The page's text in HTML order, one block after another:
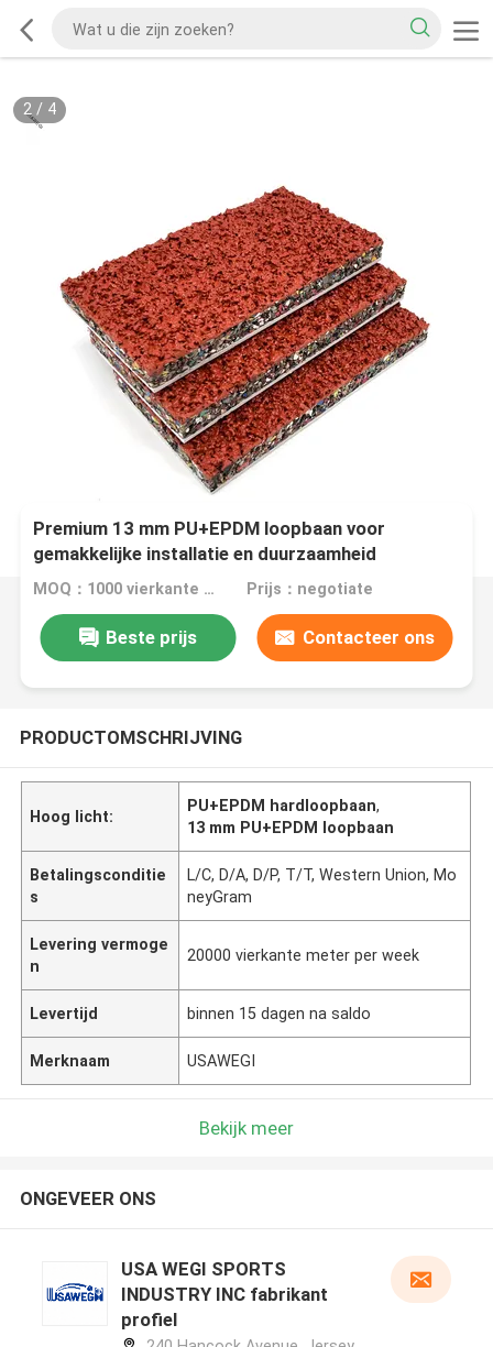
2/ 4
Premium 13 mm PU+EPDM loopbaan voor
gemakkelijke installatie en duurzaamheid
MOQ：1000 vierkante meter Prijs：negotiate
Beste prijs Contacteer ons
PRODUCTOMSCHRIJVING
Hoog licht:
PU+EPDM hardloopbaan,
13 mm PU+EPDM loopbaan
Betalingsconditie
s
L/C, D/A, D/P, T/T, Western Union, Mo
neyGram
Levering vermoge
n
20000 vierkante meter per week
Levertijd binnen 15 dagen na saldo
Merknaam USAWEGI
Bekijk meer
ONGEVEER ONS
USA WEGI SPORTS
INDUSTRY INC fabrikant
profiel